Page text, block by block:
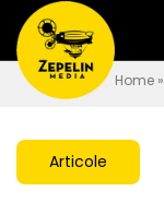
Home »
Articole